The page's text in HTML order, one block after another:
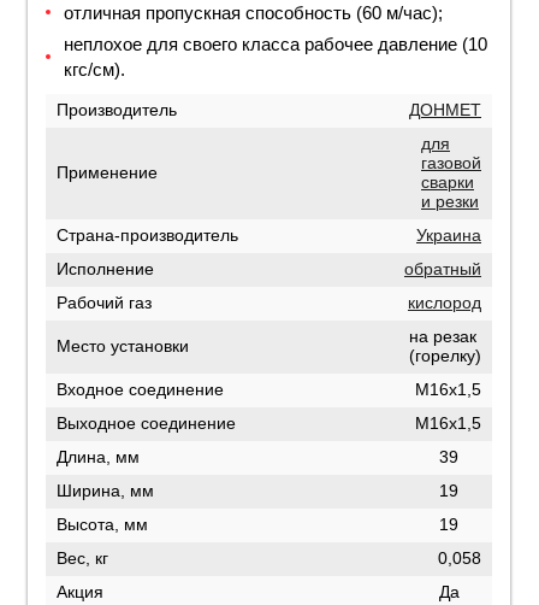
отличная пропускная способность (60 м/час);
неплохое для своего класса рабочее давление (10
кгс/см).
Производитель ДОНМЕТ
Применение
для
газовой
сварки
и резки
Страна-производитель
Украина
Исполнение
обратный
Рабочий газ
кислород
Место установки
на резак
(горелку)
Входное соединение
М16х1,5
Выходное соединение
М16х1,5
Длина, мм
39
Ширина, мм
19
Высота, мм
19
Вес, кг
0,058
Акция
Да